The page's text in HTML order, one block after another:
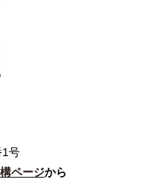
1号
ページから